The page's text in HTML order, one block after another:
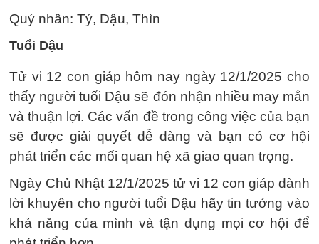
Quý nhân: Tý, Dậu, Thìn
Tuổi Dậu
Tử vi 12 con giáp hôm nay ngày 12/1/2025 cho
thấy người tuổi Dậu sẽ đón nhận nhiều may mắn
và thuận lợi. Các vấn đề trong công việc của bạn
sẽ được giải quyết dễ dàng và bạn có cơ hội
phát triển các mối quan hệ xã giao quan trọng.
Ngày Chủ Nhật 12/1/2025 tử vi 12 con giáp dành
lời khuyên cho người tuổi Dậu hãy tin tưởng vào
khả năng của mình và tận dụng mọi cơ hội để